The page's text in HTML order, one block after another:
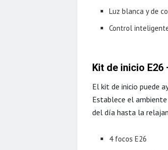
Luz blanca y de
Control
Kit de inicio E26
El kit de inicio puede
Establece el
del día hasta la
4 focos E26